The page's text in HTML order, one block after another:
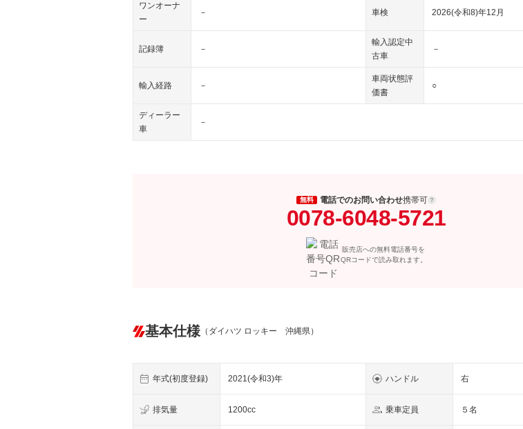
ワンオーナ
ー
－ 車検 2026(令和8)年12月
記録簿 －
輸入認定中
古車
－
輸入経路 －
車両状態評
価書
○
ディーラー
車
－
無料 電話でのお問い合わせ携帯可
0078-6048-5721
販売店への無料電話番号を
QRコードで読み取れます。
基本仕様 （ダイハツ ロッキー 沖縄県）
年式(初度登録) 2021(令和3)年 ハンドル 右
排気量 1200cc 乗車定員 ５名